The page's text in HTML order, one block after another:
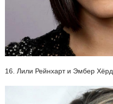
16. Лили Рейнхарт и Эмбер Хёрд